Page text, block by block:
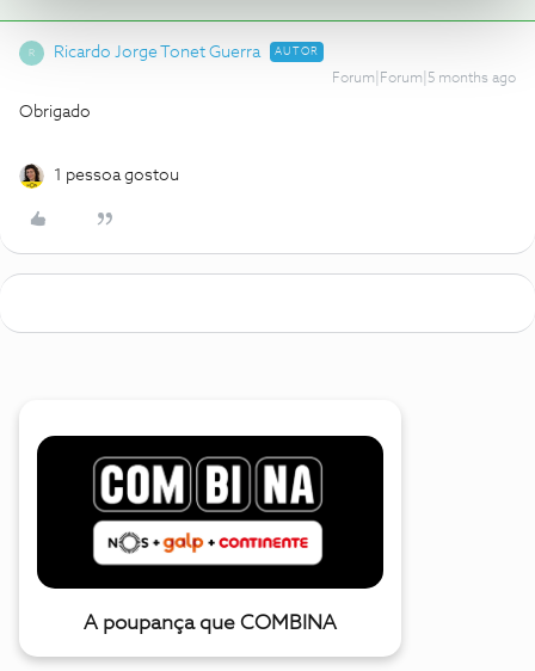
R Ricardo Jorge Tonet Guerra AUTOR
Forum|Forum|5 months ago
Obrigado
1 pessoa gostou
A poupança que COMBINA